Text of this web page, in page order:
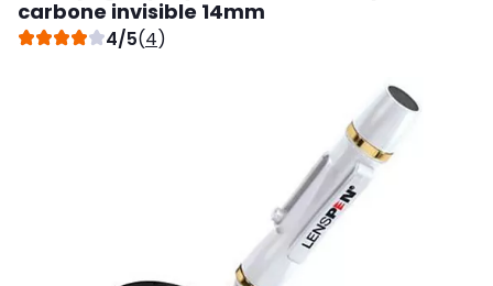
carbone invisible 14mm
4/5(4)